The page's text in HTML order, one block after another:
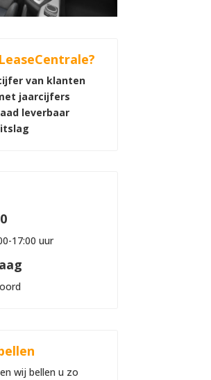
van klanten
jaarcijfers
leverbaar
17:00 uur
wij bellen u zo